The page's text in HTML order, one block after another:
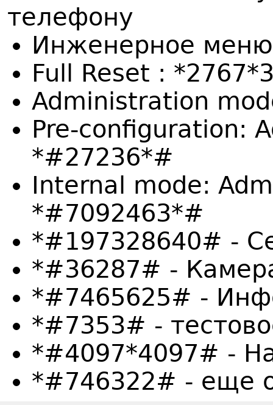
телефону
Инженерное
Full Reset :
Administration
Pre-configuration:
*#27236*#
Internal mode:
*#7092463*#
*#197328640# -
*#36287# -
*#7465625# -
*#7353# -
*#4097*4097# -
*#746322# - еще